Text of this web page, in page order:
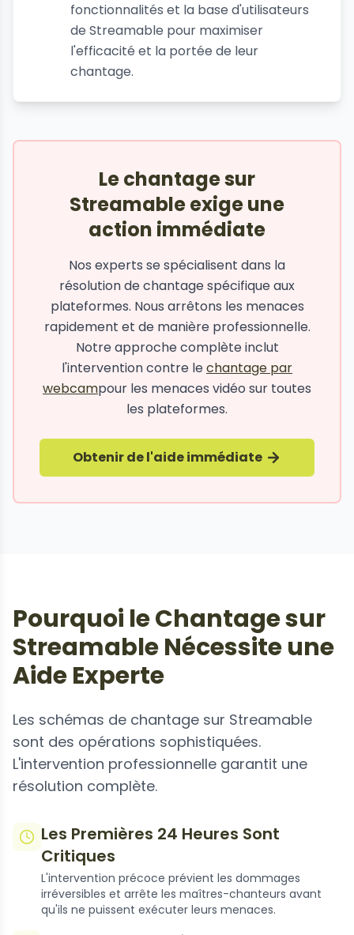
fonctionnalités et la base d'utilisateurs
de Streamable pour maximiser
l'efficacité et la portée de leur
chantage.
Le chantage sur
Streamable exige une
action immédiate
Nos experts se spécialisent dans la
résolution de chantage spécifique aux
plateformes. Nous arrêtons les menaces
rapidement et de manière professionnelle.
Notre approche complète inclut
l'intervention contre lechantage par
webcampour les menaces vidéo sur toutes
les plateformes.
Obtenir de l'aide immédiate
Pourquoi le Chantage sur
Streamable Nécessite une
Aide Experte
Les schémas de chantage sur Streamable
sont des opérations sophistiquées.
L'intervention professionnelle garantit une
résolution complète.
Les Premières 24 Heures Sont
Critiques
L'intervention précoce prévient les dommages
irréversibles et arrête les maîtres-chanteurs avant
qu'ils ne puissent exécuter leurs menaces.